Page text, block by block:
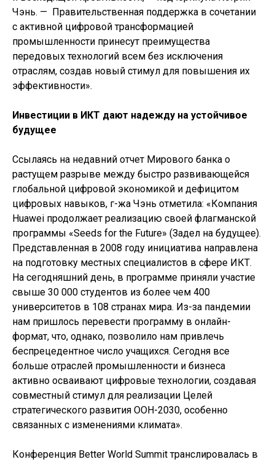
Чэнь. — Правительственная поддержка в сочетании
с активной цифровой трансформацией
промышленности принесут преимущества
передовых технологий всем без исключения
отраслям, создав новый стимул для повышения их
эффективности».
Инвестиции в ИКТ дают надежду на устойчивое
будущее
Ссылаясь на недавний отчет Мирового банка о
растущем разрыве между быстро развивающейся
глобальной цифровой экономикой и дефицитом
цифровых навыков, г-жа Чэнь отметила: «Компания
Huawei продолжает реализацию своей флагманской
программы «Seeds for the Future» (Задел на будущее).
Представленная в 2008 году инициатива направлена
на подготовку местных специалистов в сфере ИКТ.
На сегодняшний день, в программе приняли участие
свыше 30 000 студентов из более чем 400
университетов в 108 странах мира. Из-за пандемии
нам пришлось перевести программу в онлайн-
формат, что, однако, позволило нам привлечь
беспрецедентное число учащихся. Сегодня все
больше отраслей промышленности и бизнеса
активно осваивают цифровые технологии, создавая
совместный стимул для реализации Целей
стратегического развития ООН-2030, особенно
связанных с изменениями климата».
Конференция Better World Summit транслировалась в